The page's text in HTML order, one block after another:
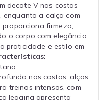
decote V nas costas
enquanto a calça com
firmeza,
o corpo com elegância
praticidade e estilo em
nas costas, alças
treinos intensos, com
legging apresenta